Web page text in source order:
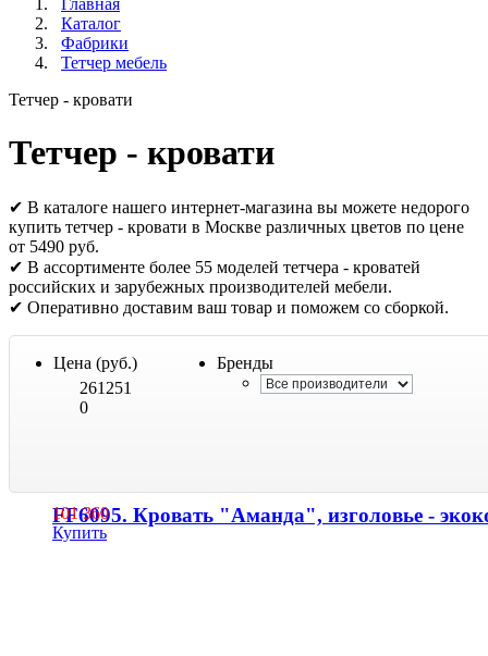
Главная
Каталог
Фабрики
Тетчер мебель
Тетчер - кровати
Тетчер - кровати
✔ В каталоге нашего интернет-магазина вы можете недорого
купить тетчер - кровати в Москве различных цветов по цене
от 5490 руб.
✔ В ассортименте более 55 моделей тетчера - кроватей
российских и зарубежных производителей мебели.
✔ Оперативно доставим ваш товар и поможем со сборкой.
Цена (руб.)
261251
0
Бренды
FF6095. Кровать "Аманда", изголовье -
101 360
Купить